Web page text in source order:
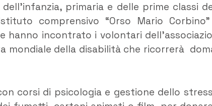
primaria e delle prime classi
comprensivo “Orso Mario
hanno incontrato i volontari
mondiale della disabilità che ricorrerà
corsi di psicologia e gestione dello